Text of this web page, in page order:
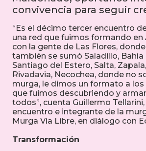
convivencia para seguir
“Es el décimo tercer encuentro
una red que fuimos formando
con la gente de Las Flores,
también se sumó Saladillo, Bahía
Santiago del Estero, Salta,
Rivadavia, Necochea, donde no
murga, le dimos un formato a los
que fuimos descubriendo y
todos”, cuenta Guillermo
encuentro e integrante de la
Murga Vía Libre, en diálogo con
Transformación